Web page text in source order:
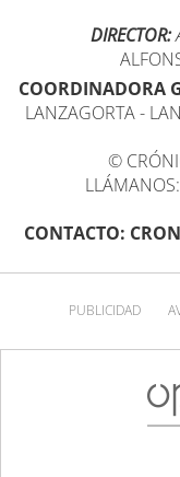
DIRECTOR:
COORDINADORA
LANZAGORTA -
©
CONTACTO:
PUBLICIDAD